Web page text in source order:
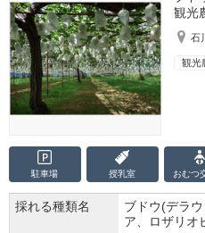
観光
石
観光
駐車場 授乳室 おむつ
採れる種類名
ブドウ(デラ
ア、ロザリオ